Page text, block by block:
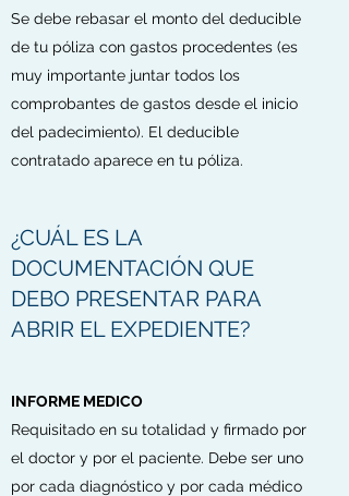
Se debe rebasar el monto del deducible
de tu póliza con gastos procedentes (es
muy importante juntar todos los
comprobantes de gastos desde el inicio
del padecimiento). El deducible
contratado aparece en tu póliza.
¿CUÁL ES LA
DOCUMENTACIÓN QUE
DEBO PRESENTAR PARA
ABRIR EL EXPEDIENTE?
INFORME MEDICO
Requisitado en su totalidad y firmado por
el doctor y por el paciente. Debe ser uno
por cada diagnóstico y por cada médico